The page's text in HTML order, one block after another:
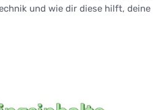
und wie dir diese hilft, deine